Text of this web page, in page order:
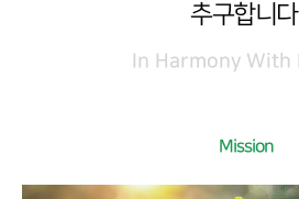
추구합니
In Harmony With
Mission